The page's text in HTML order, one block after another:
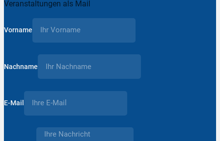
Veranstaltungen als Mail
Vorname
Nachname
E-Mail